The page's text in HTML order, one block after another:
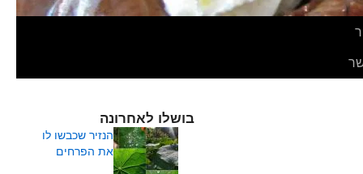
בושלו לאחרונה
הנזיר שכבשו לו
את הפרחים